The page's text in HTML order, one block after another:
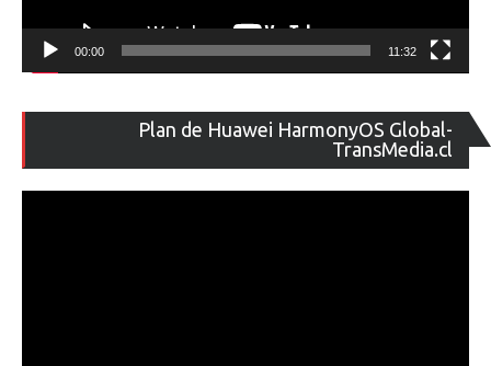
00:00 11:32
Plan de Huawei HarmonyOS Global-
TransMedia.cl
de